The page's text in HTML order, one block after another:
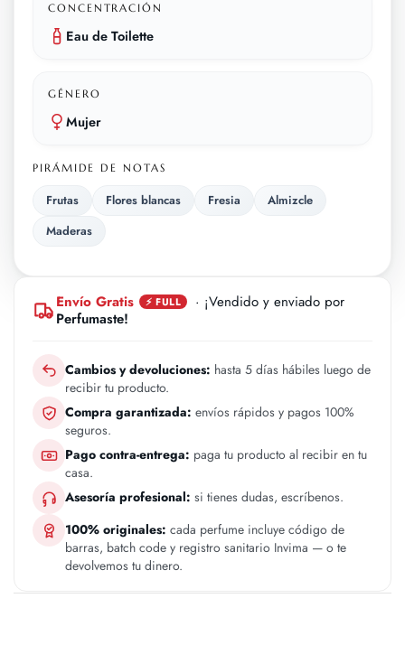
CONCENTRACIÓN
Eau de Toilette
GÉNERO
Mujer
PIRÁMIDE DE NOTAS
Frutas Flores blancas Fresia
Almizcle
Maderas
Envío Gratis ⚡ FULL
· ¡Vendido y enviado por
Perfumaste!
Cambios y devoluciones: hasta 5 días hábiles luego de
recibir tu producto.
Compra garantizada: envíos rápidos y pagos 100%
seguros.
Pago contra-entrega: paga tu producto al recibir en tu
casa.
Asesoría profesional: si tienes dudas, escríbenos.
100% originales: cada perfume incluye código de
barras, batch code y registro sanitario Invima — o te
devolvemos tu dinero.